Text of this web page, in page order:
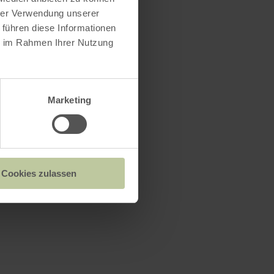
Verwendung unserer
diese Informationen
Rahmen Ihrer Nutzung
Marketing
Cookies zulassen